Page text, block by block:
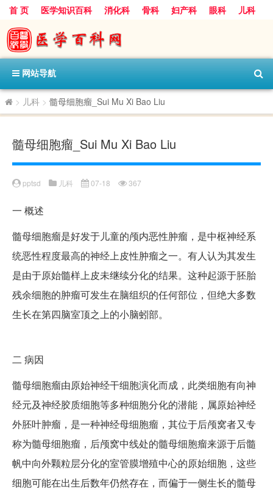
首 页 医学知识百科 消化科 骨科 妇产科 眼科
儿科
心血管病科
呼吸科 神经科
内分泌科
口腔科
网站导航
> 儿科 > 髓母细胞瘤_Sui Mu Xi Bao Liu
髓母细胞瘤_Sui Mu Xi Bao Liu
pptsd 儿科 07-18 367
一 概述
髓母细胞瘤是好发于儿童的颅内恶性肿瘤，是中枢神经系
统恶性程度最高的神经上皮性肿瘤之一。有人认为其发生
是由于原始髓样上皮未继续分化的结果。这种起源于胚胎
残余细胞的肿瘤可发生在脑组织的任何部位，但绝大多数
生长在第四脑室顶之上的小脑蚓部。
二 病因
髓母细胞瘤由原始神经干细胞演化而成，此类细胞有向神
经元及神经胶质细胞等多种细胞分化的潜能，属原始神经
外胚叶肿瘤，是一种神经母细胞瘤，其位于后颅窝者又专
称为髓母细胞瘤，后颅窝中线处的髓母细胞瘤来源于后髓
帆中向外颗粒层分化的室管膜增殖中心的原始细胞，这些
细胞可能在出生后数年仍然存在，而偏于一侧生长的髓母